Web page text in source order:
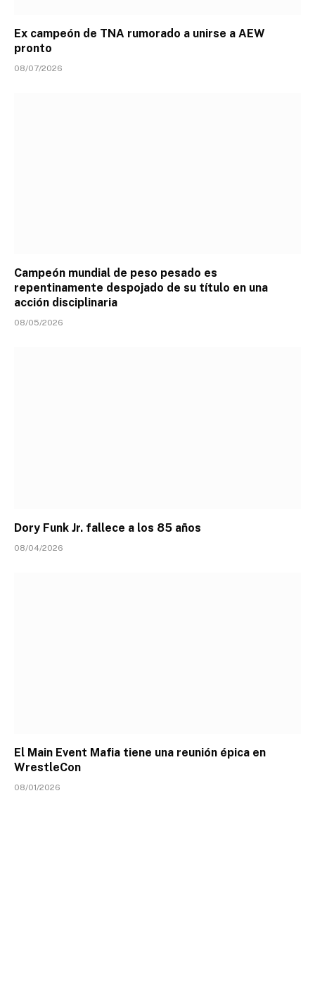
Ex campeón de TNA rumorado a unirse a AEW
pronto
08/07/2026
Campeón mundial de peso pesado es
repentinamente despojado de su título en una
acción disciplinaria
08/05/2026
Dory Funk Jr. fallece a los 85 años
08/04/2026
El Main Event Mafia tiene una reunión épica en
WrestleCon
08/01/2026